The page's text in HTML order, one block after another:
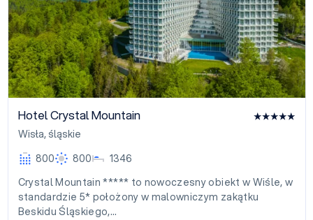
Hotel Crystal Mountain
Wisła, śląskie
800
800
1346
Crystal Mountain ***** to nowoczesny obiekt w Wiśle, w
standardzie 5* położony w malowniczym zakątku
Beskidu Śląskiego,…